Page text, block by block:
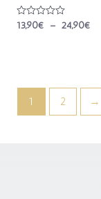
Note
13,90€ – 24,90€
1 2 →